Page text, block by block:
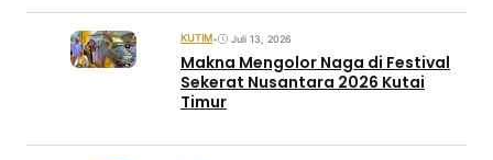
KUTIM• Juli 13, 2026
Makna Mengolor Naga di Festival
Sekerat Nusantara 2026 Kutai
Timur